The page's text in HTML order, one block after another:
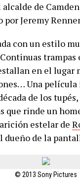
de
Jeremy
con un estilo
en el lugar
Una
de los
que rinde un
estelar de
dueño de la
© 2013 Sony Pictures